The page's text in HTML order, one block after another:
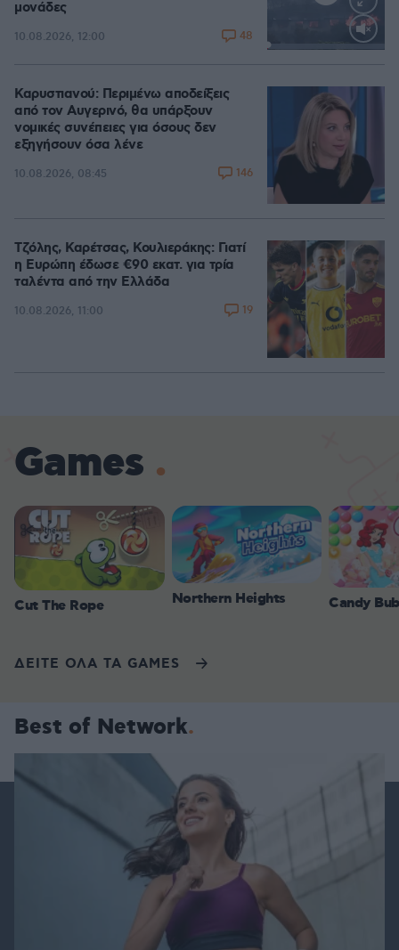
μονάδες
10.08.2026, 12:00 48
Καρυστιανού: Περιμένω αποδείξεις
από τον Αυγερινό, θα υπάρξουν
νομικές συνέπειες για όσους δεν
εξηγήσουν όσα λένε
10.08.2026, 08:45 146
Τζόλης, Καρέτσας, Κουλιεράκης: Γιατί
η Ευρώπη έδωσε €90 εκατ. για τρία
ταλέντα από την Ελλάδα
10.08.2026, 11:00 19
Games
Cut The Rope Northern Heights Candy
ΔΕΙΤΕ ΟΛΑ ΤΑ GAMES
Best of Network